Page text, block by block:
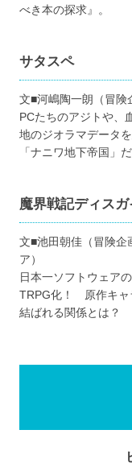
べき本の探求』。
サタスペ
文■河嶋陶一朗（冒
PCたちのアジトや、
地のジオラマデータ
「ナニワ地下帝国」だ
魔界戦記ディス
文■池田朝佳（冒険
ア）
日本一ソフトウェア
TRPG化！ 原作キャ
結ばれる関係とは？